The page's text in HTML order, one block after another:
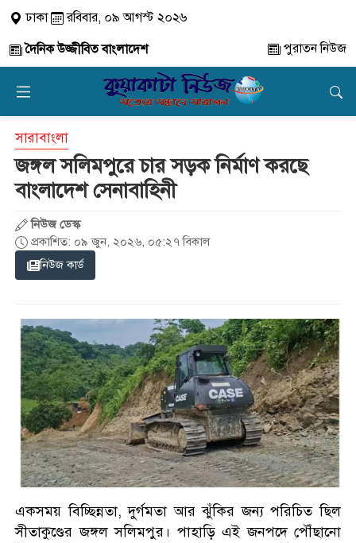
ঢাকা
রবিবার, ০৯ আগস্ট ২০২৬
দৈনিক উজ্জীবিত বাংলাদেশ
পুরাতন নিউজ
সারাবাংলা
জঙ্গল সলিমপুরে চার সড়ক নির্মাণ করছে
বাংলাদেশ সেনাবাহিনী
নিউজ ডেস্ক
প্রকাশিত: ০৯ জুন, ২০২৬, ০৫:২৭ বিকাল
নিউজ কার্ড
একসময় বিচ্ছিন্নতা, দুর্গমতা আর ঝুঁকির জন্য পরিচিত ছিল
সীতাকুণ্ডের জঙ্গল সলিমপুর। পাহাড়ি এই জনপদে পৌঁছানো